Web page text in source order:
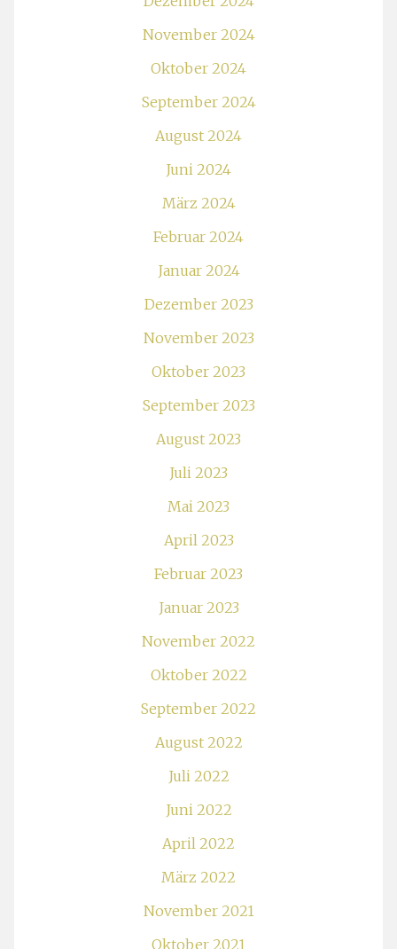
November 2024
Oktober 2024
September 2024
August 2024
Juni 2024
März 2024
Februar 2024
Januar 2024
Dezember 2023
November 2023
Oktober 2023
September 2023
August 2023
Juli 2023
Mai 2023
April 2023
Februar 2023
Januar 2023
November 2022
Oktober 2022
September 2022
August 2022
Juli 2022
Juni 2022
April 2022
März 2022
November 2021
Oktober 2021